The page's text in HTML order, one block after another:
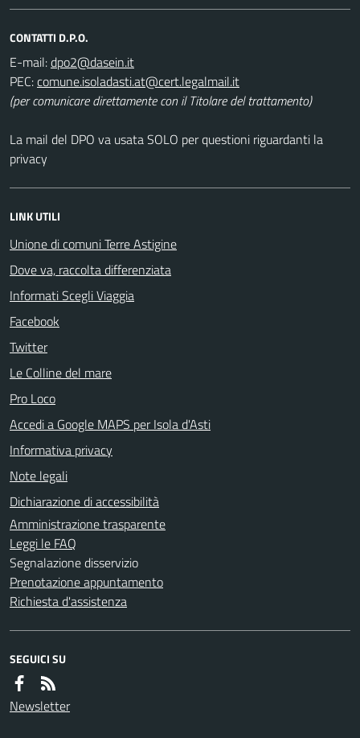
CONTATTI D.P.O.
E-mail:
PEC:
(per comunicare direttamente con il Titolare del trattamento)
La mail del DPO va usata SOLO per questioni riguardanti la
privacy
LINK UTILI
Unione di comuni Terre Astigine
Dove va, raccolta differenziata
Informati Scegli Viaggia
Facebook
Twitter
Le Colline del mare
Pro Loco
Accedi a Google MAPS per Isola d'Asti
Informativa privacy
Note legali
Dichiarazione di accessibilità
Amministrazione trasparente
Leggi le FAQ
Segnalazione disservizio
Prenotazione appuntamento
Richiesta d'assistenza
SEGUICI SU
Newsletter